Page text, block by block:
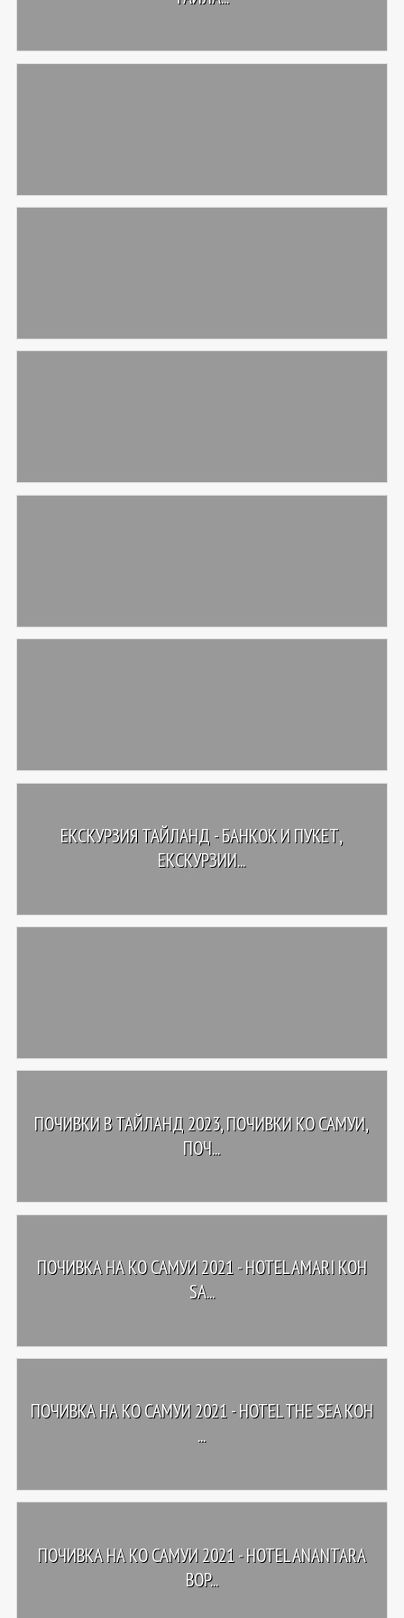
ЕКСКУРЗИЯ ТАЙЛАНД - БАНКОК И ПУКЕТ,
ЕКСКУРЗИИ...
ПОЧИВКИ В ТАЙЛАНД 2023, ПОЧИВКИ КО САМУИ,
ПОЧ...
ПОЧИВКА НА КО САМУИ 2021 - HOTEL AMARI KOH
SA...
ПОЧИВКА НА КО САМУИ 2021 - HOTEL THE SEA KOH
...
ПОЧИВКА НА КО САМУИ 2021 - HOTEL ANANTARA
BOP...